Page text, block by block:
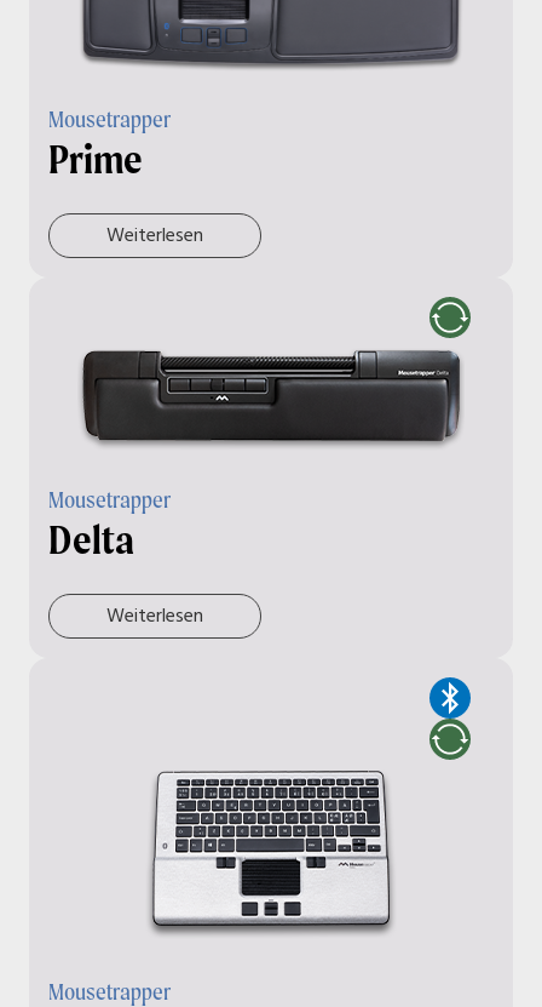
Mousetrapper
Prime
Weiterlesen
Mousetrapper
Delta
Weiterlesen
Mousetrapper